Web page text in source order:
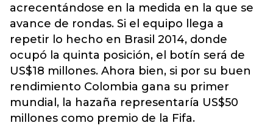
acrecentándose en la medida en la que se
avance de rondas. Si el equipo llega a
repetir lo hecho en Brasil 2014, donde
ocupó la quinta posición, el botín será de
US$18 millones. Ahora bien, si por su buen
rendimiento Colombia gana su primer
mundial, la hazaña representaría US$50
millones como premio de la Fifa.